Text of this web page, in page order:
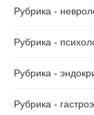
Рубрика -
Рубрика -
Рубрика -
Рубрика -